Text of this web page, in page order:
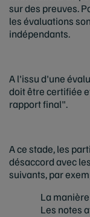
sur des preuves.
les évaluations
indépendants.
A l'issu d'une
doit être certifiée
rapport final".
A ce stade, les
désaccord avec
suivants, par
La
Les notes